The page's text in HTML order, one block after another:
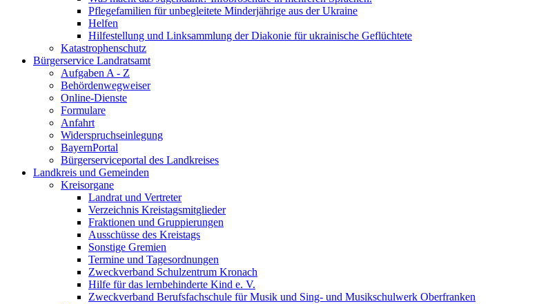
Pflegefamilien für unbegleitete Minderjährige aus der Ukraine
Helfen
Hilfestellung und Linksammlung der Diakonie für ukrainische Geflüchtete
Katastrophenschutz
Bürgerservice Landratsamt
Aufgaben A - Z
Behördenwegweiser
Online-Dienste
Formulare
Anfahrt
Widerspruchseinlegung
BayernPortal
Bürgerserviceportal des Landkreises
Landkreis und Gemeinden
Kreisorgane
Landrat und Vertreter
Verzeichnis Kreistagsmitglieder
Fraktionen und Gruppierungen
Ausschüsse des Kreistags
Sonstige Gremien
Termine und Tagesordnungen
Zweckverband Schulzentrum Kronach
Hilfe für das lernbehinderte Kind e. V.
Zweckverband Berufsfachschule für Musik und Sing- und Musikschulwerk Oberfranken